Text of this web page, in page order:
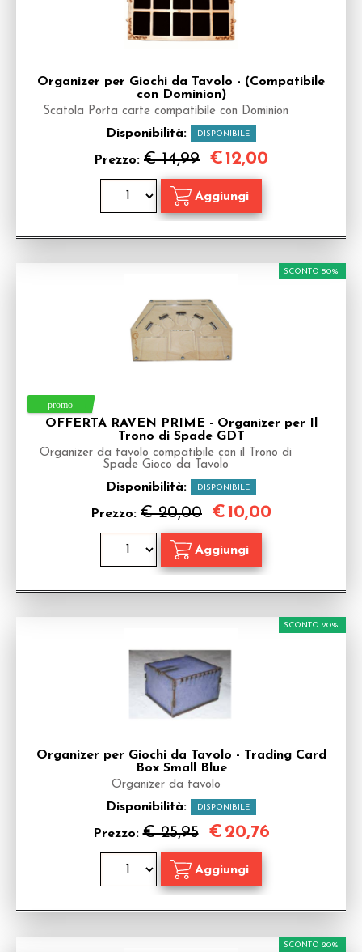
Organizer per Giochi da Tavolo - (Compatibile
con Dominion)
Scatola Porta carte compatibile con Dominion
Disponibilità: DISPONIBILE
Prezzo: € 14,99 €12,00
OFFERTA RAVEN PRIME - Organizer per Il
Trono di Spade GDT
Organizer da tavolo compatibile con il Trono di
Spade Gioco da Tavolo
Disponibilità: DISPONIBILE
Prezzo: € 20,00
SCONTO 50%
€10,00
Organizer per Giochi da Tavolo - Trading Card
Box Small Blue
Organizer da tavolo
Disponibilità: DISPONIBILE
Prezzo:€ 25,95
SCONTO 20%
€ 20,76
SCONTO 20%